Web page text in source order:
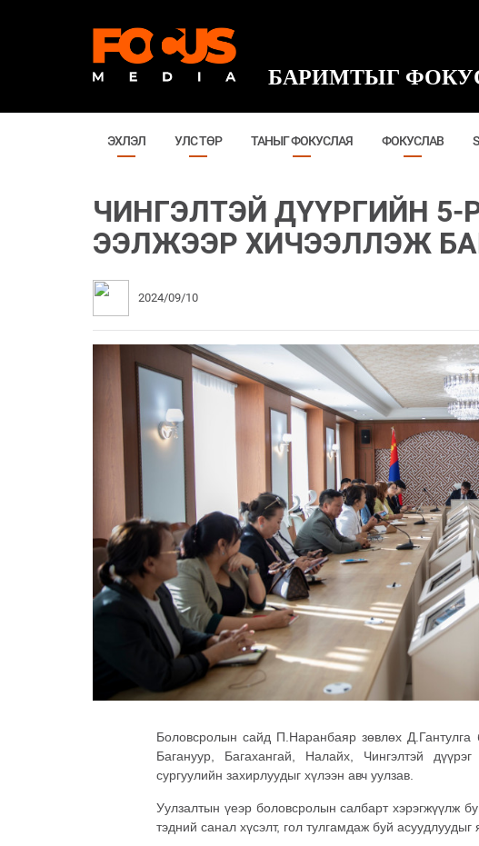
БАРИМТЫГ
ЭХЛЭЛ УЛС ТӨР ТАНЫГ ФОКУСЛАЯ ФОКУСЛАВ
ЧИНГЭЛТЭЙ ДҮҮРГИЙН 5-
ЭЭЛЖЭЭР ХИЧЭЭЛЛЭЖ
2024/09/10
Боловсролын сайд П.Наранбаяр зөвлөх
Багануур, Багахангай, Налайх, Чингэлтэй
сургуулийн захирлуудыг хүлээн авч уулзав.
Уулзалтын үеэр боловсролын салбарт хэрэгжүүлж
тэдний санал хүсэлт, гол тулгамдаж буй асуудлуудыг